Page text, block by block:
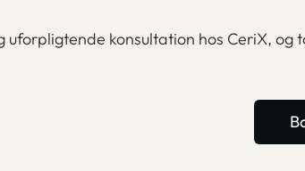
uforpligtende konsultation hos CeriX,